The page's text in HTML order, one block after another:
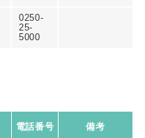
0250-
25-
5000
電話番号 備考